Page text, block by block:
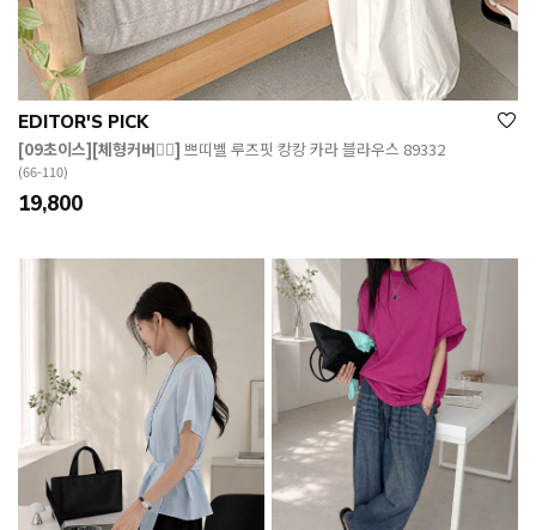
EDITOR'S PICK
[09초이스][체형커버👍🏻] 쁘띠벨 루즈핏 캉캉 카라 블라우스 89332
(66-110)
19,800